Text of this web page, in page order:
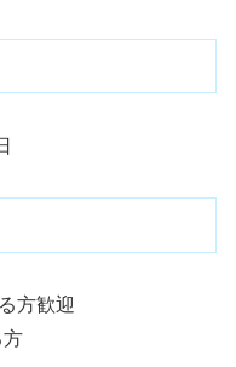
方歓迎
方